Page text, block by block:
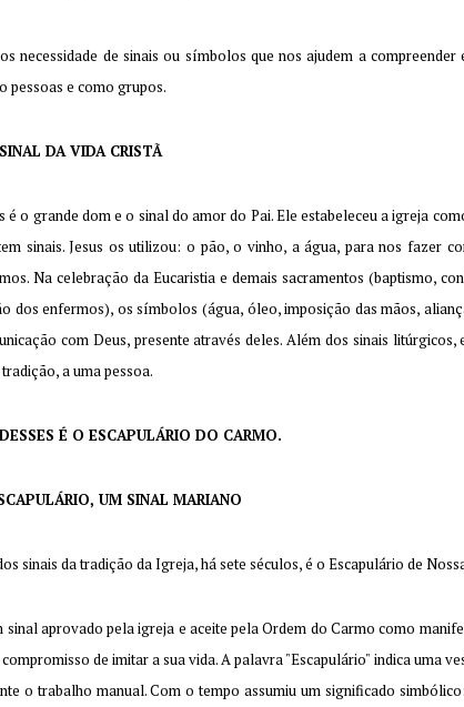
necessidade de sinais ou símbolos que nos ajudem a
pessoas e como grupos.
DA VIDA CRISTÃ
é o grande dom e o sinal do amor do Pai. Ele estabeleceu a igreja
sinais. Jesus os utilizou: o pão, o vinho, a água, para nos fazer
Na celebração da Eucaristia e demais sacramentos (baptismo,
dos enfermos), os símbolos (água, óleo, imposição das mãos,
com Deus, presente através deles. Além dos sinais
a uma pessoa.
É O ESCAPULÁRIO DO CARMO.
UM SINAL MARIANO
sinais da tradição da Igreja, há sete séculos, é o Escapulário de
sinal aprovado pela igreja e aceite pela Ordem do Carmo como
de imitar a sua vida. A palavra "Escapulário" indica uma
o trabalho manual. Com o tempo assumiu um significado